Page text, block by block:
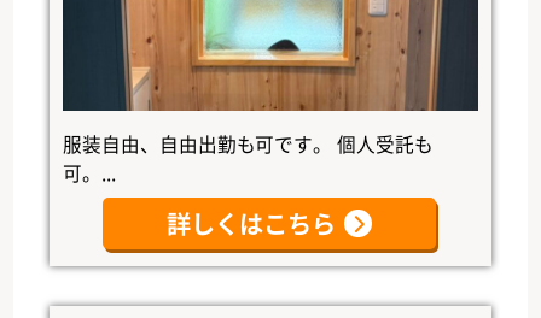
服装自由、自由出勤も可です。 個人受託も
可。...
詳しくはこちら